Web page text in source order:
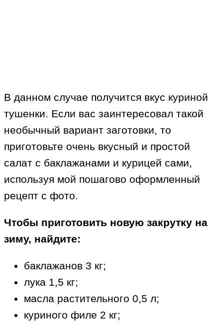
В данном случае получится вкус куриной
тушенки. Если вас заинтересовал такой
необычный вариант заготовки, то
приготовьте очень вкусный и простой
салат с баклажанами и курицей сами,
используя мой пошагово оформленный
рецепт с фото.
Чтобы приготовить новую закрутку на
зиму, найдите:
баклажанов 3 кг;
лука 1,5 кг;
масла растительного 0,5 л;
куриного филе 2 кг;